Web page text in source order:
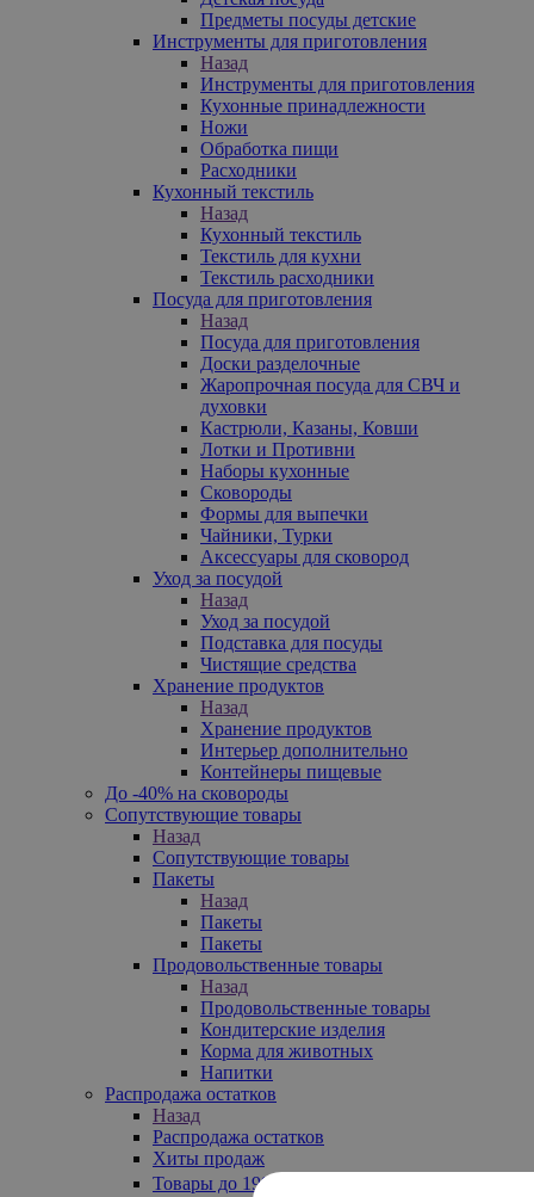
Предметы посуды детские
Инструменты для приготовления
Назад
Инструменты для приготовления
Кухонные принадлежности
Ножи
Обработка пищи
Расходники
Кухонный текстиль
Назад
Кухонный текстиль
Текстиль для кухни
Текстиль расходники
Посуда для приготовления
Назад
Посуда для приготовления
Доски разделочные
Жаропрочная посуда для СВЧ и
духовки
Кастрюли, Казаны, Ковши
Лотки и Противни
Наборы кухонные
Сковороды
Формы для выпечки
Чайники, Турки
Аксессуары для сковород
Уход за посудой
Назад
Уход за посудой
Подставка для посуды
Чистящие средства
Хранение продуктов
Назад
Хранение продуктов
Интерьер дополнительно
Контейнеры пищевые
До -40% на сковороды
Сопутствующие товары
Назад
Сопутствующие товары
Пакеты
Назад
Пакеты
Пакеты
Продовольственные товары
Назад
Продовольственные товары
Кондитерские изделия
Корма для животных
Напитки
Распродажа остатков
Назад
Распродажа остатков
Хиты продаж
Товары до 199₽